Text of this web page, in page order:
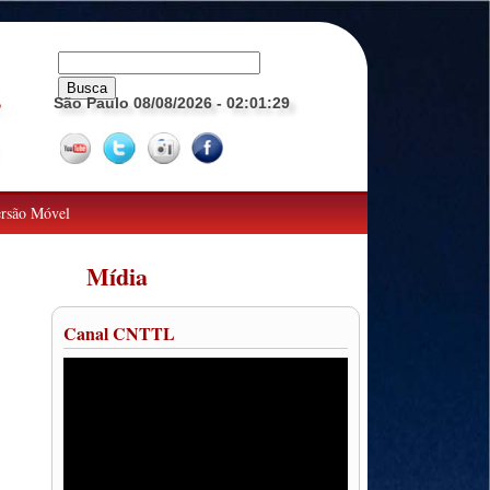
São Paulo 08/08/2026 - 02:01:30
Móvel
Mídia
Canal CNTTL